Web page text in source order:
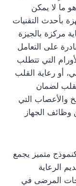
ما لا يمكن
بأحدث التقنيات
مركزة بالجيزة
على التعامل
التي تتطلب
أو رعاية القلب
لضمان
والأعصاب التي
وظائف الجهاز
متميز يجمع
الرعاية
المرضى في